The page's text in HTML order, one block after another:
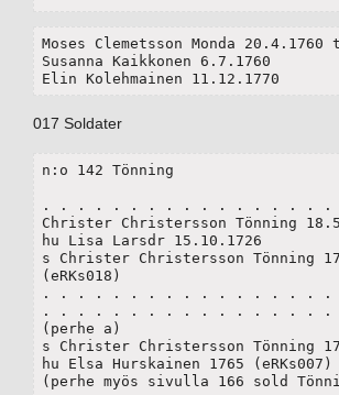
Moses Clemetsson Monda
Susanna Kaikkonen 6.7.1760
Elin Kolehmainen 11.12.1770
017 Soldater
n:o 142 Tönning
. . . . . . . . . . . . . . . . .
Christer Christersson Tönning
hu Lisa Larsdr 15.10.1726
s Christer Christersson Tönning
(eRKs018)
. . . . . . . . . . . . . . . . .
. . . . . . . . . . . . . . . . .
(perhe a)
s Christer Christersson Tönning
hu Elsa Hurskainen 1765 (eRKs007)
(perhe myös sivulla 166 sold